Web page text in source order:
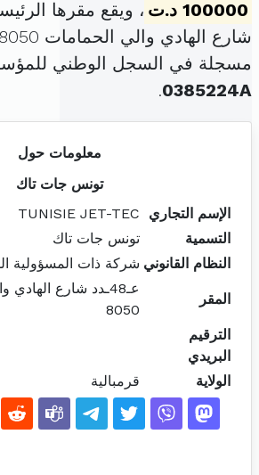
100000 د.ت
شارع الهادي والي الحمامات 8050 (
مسجلة في السجل الوطني
0385224A
.
معلومات حول
تونس جات تاك
الإسم التجاري
TUNISIE JET-TEC
التسمية
تونس جات تاك
النظام القانوني شركة ذات المسؤولية
المقر
عـ48ـدد شارع
8050
الترقيم
البريدي
الولاية
قرمبالية